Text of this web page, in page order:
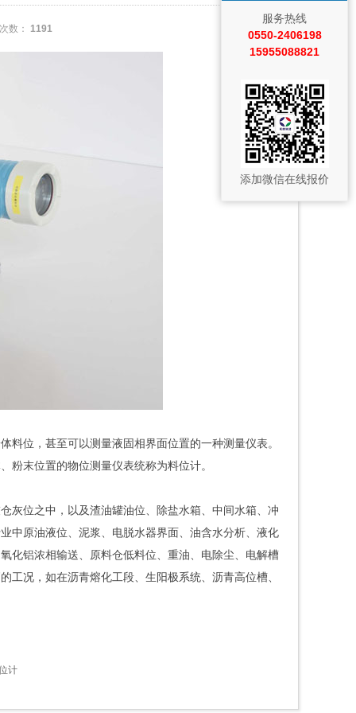
数： 1191
位，甚至可以测量液固相界面位置的一种测量仪表。
粉末位置的物位测量仪表统称为料位计。
灰位之中，以及渣油罐油位、除盐水箱、中间水箱、冲
中原油液位、泥浆、电脱水器界面、油含水分析、液化
化铝浓相输送、原料仓低料位、重油、电除尘、电解槽
况，如在沥青熔化工段、生阳极系统、沥青高位槽、
计
服务热线
0550-2406198
15955088821
添加微信在线报价